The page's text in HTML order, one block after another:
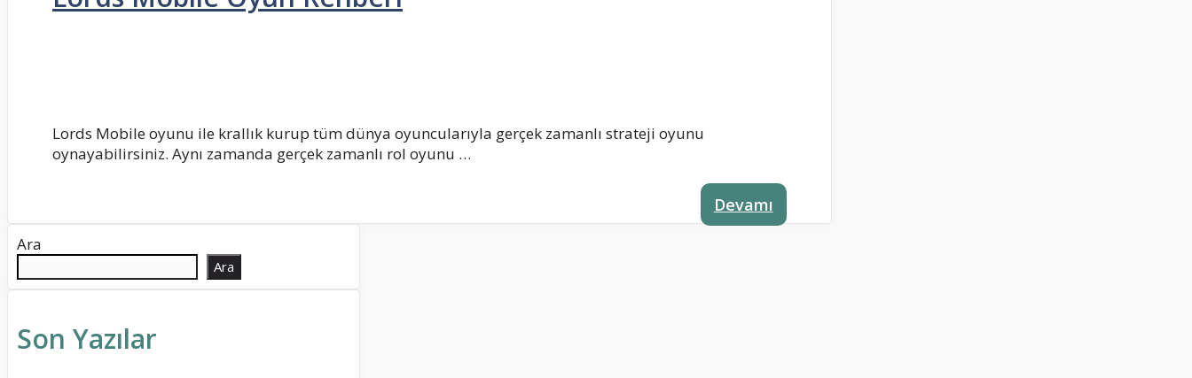
Lords Mobile oyunu ile krallık kurup tüm dünya oyuncularıyla gerçek zamanlı strateji oyunu
oynayabilirsiniz. Aynı zamanda gerçek zamanlı rol oyunu …
Devamı
Ara
Ara
Son Yazılar